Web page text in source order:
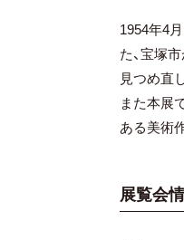
1954年4
た、宝塚
見つめ直
また本展
ある美術
展覧会